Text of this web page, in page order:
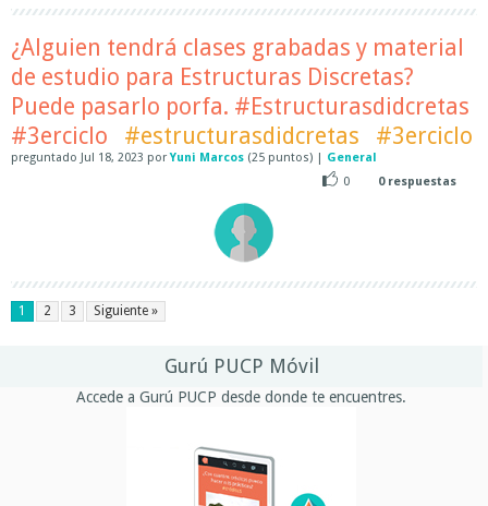
¿Alguien tendrá clases grabadas y material
de estudio para Estructuras Discretas?
Puede pasarlo porfa. #Estructurasdidcretas
#3erciclo
#estructurasdidcretas #3erciclo
preguntado Jul 18, 2023 porYuni Marcos (25 puntos) | General
0
0respuestas
1 2 3 Siguiente »
Gurú PUCP Móvil
Accede a Gurú PUCP desde donde te encuentres.